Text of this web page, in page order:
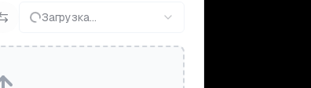
Загрузка...